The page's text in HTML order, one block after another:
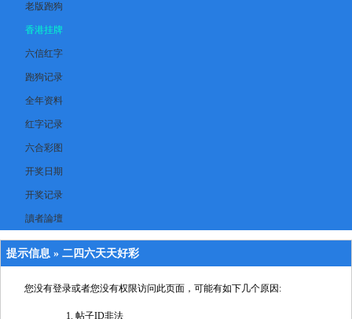
老版跑狗
香港挂牌
六信红字
跑狗记录
全年资料
红字记录
六合彩图
开奖日期
开奖记录
讀者論壇
提示信息 » 二四六天天好彩
您没有登录或者您没有权限访问此页面，可能有如下几个原因:
帖子ID非法